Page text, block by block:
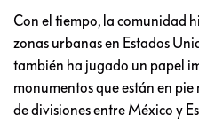
Con el tiempo, la comunidad
zonas urbanas en Estados
también ha jugado un papel
monumentos que están en
de divisiones entre México y